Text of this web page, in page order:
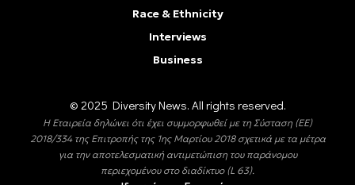
Race & Ethnicity
Interviews
Business
© 2025 Diversity Νews. All rights reserved.
Η Εταιρεία δηλώνει ότι έχει συμμορφωθεί με τη Σύσταση (ΕΕ)
2018/334 της Επιτροπής της 1ης Μαρτίου 2018 σχετικά με τα μέτρα
για την αποτελεσματική αντιμετώπιση του παράνομου
περιεχομένου στο διαδίκτυο (L 63).